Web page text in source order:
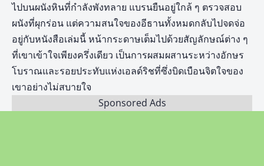
ไปบนผนังหินที่กำลังพังทลาย แบรนยืนอยู่ใกล้ ๆ ตรวจสอบ
ผนังที่ผุกร่อน แต่ความสนใจของอีธานทั้งหมดกลับไปจดจ่อ
อยู่กับหนังสือเล่มนี้ หน้ากระดาษเต็มไปด้วยสัญลักษณ์ต่าง ๆ
ที่เขาเข้าใจเพียงครึ่งเดียว เป็นการผสมผสานระหว่างอักษร
โบราณและรอยประทับแห่งเอลด์ริชที่ซึ่งบิดเบือนจิตใจของ
เขาอย่างไม่สบายใจ
Sponsored Ads